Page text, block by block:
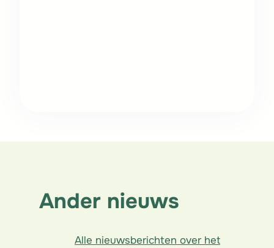
Ander nieuws
Alle nieuwsberichten over het